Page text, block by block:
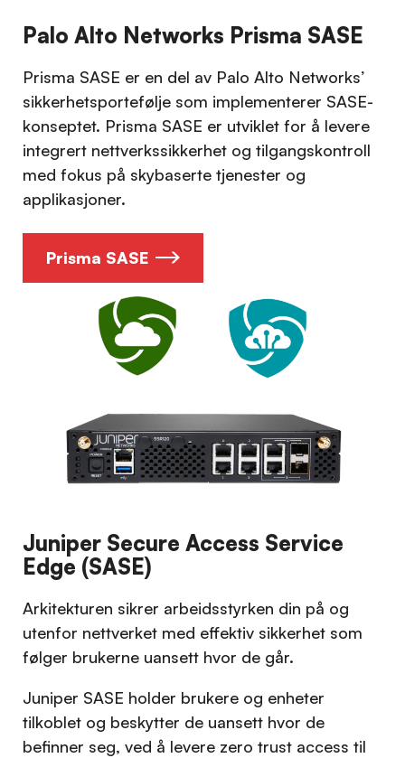
Palo Alto Networks Prisma SASE
Prisma SASE er en del av Palo Alto Networks’
sikkerhetsportefølje som implementerer SASE-
konseptet. Prisma SASE er utviklet for å levere
integrert nettverkssikkerhet og tilgangskontroll
med fokus på skybaserte tjenester og
applikasjoner.
Prisma SASE
Juniper Secure Access Service
Edge (SASE)
Arkitekturen sikrer arbeidsstyrken din på og
utenfor nettverket med effektiv sikkerhet som
følger brukerne uansett hvor de går.
Juniper SASE holder brukere og enheter
tilkoblet og beskytter de uansett hvor de
befinner seg, ved å levere zero trust access til